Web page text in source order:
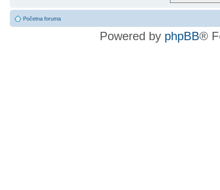
Početna foruma
Powered by phpBB®